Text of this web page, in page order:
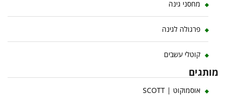
מחסני גינה
פרגולה לגינה
קוטלי עשבים
מותגים
אוסמוקוט | SCOTT